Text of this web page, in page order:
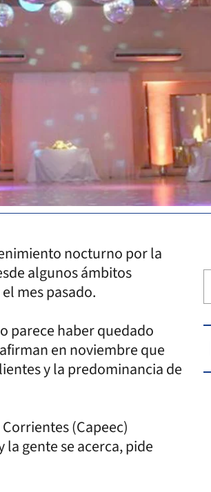
nocturno por la
algunos ámbitos
mes pasado.
parece haber quedado
en noviembre que
y la predominancia de
(Capeec)
gente se acerca, pide